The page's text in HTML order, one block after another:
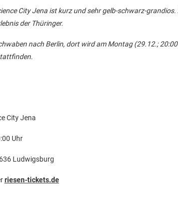
City Jena ist kurz und sehr gelb-schwarz-grandios.
der Thüringer.
nach Berlin, dort wird am Montag (29.12.;
City Jena
Uhr
Ludwigsburg
riesen-tickets.de